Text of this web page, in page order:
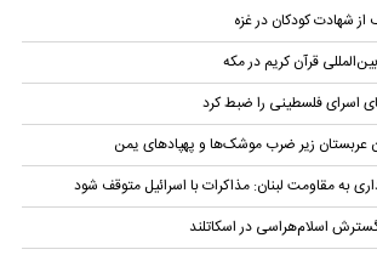
شهادت کودکان در غزه
قرآن کریم در مکه
اسرای فلسطینی را ضبط کرد
عربستان زیر ضرب موشک‌ها و پهپادهای یمن
به مقاومت لبنان: مذاکرات با اسرائیل متوقف شود
اسلام‌هراسی در اسکاتلند